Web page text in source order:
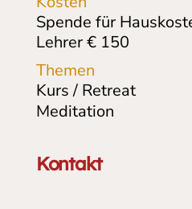
Spende für
Lehrer € 150
Themen
Kurs / Retreat
Meditation
Kontakt